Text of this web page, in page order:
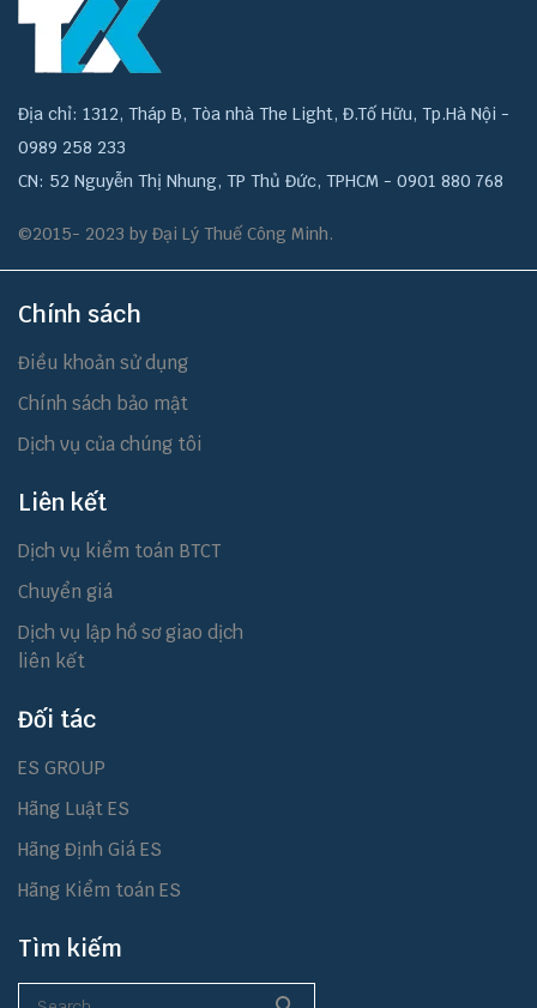
Địa chỉ: 1312, Tháp B, Tòa nhà The Light, Đ.Tố Hữu, Tp.Hà Nội -
0989 258 233
CN: 52 Nguyễn Thị Nhung, TP Thủ Đức, TPHCM - 0901 880 768
©2015- 2023 by Đại Lý Thuế Công Minh.
Chính sách
Điều khoản sử dụng
Chính sách bảo mật
Dịch vụ của chúng tôi
Liên kết
Dịch vụ kiểm toán BTCT
Chuyển giá
Dịch vụ lập hồ sơ giao dịch
liên kết
Đối tác
ES GROUP
Hãng Luật ES
Hãng Định Giá ES
Hãng Kiểm toán ES
Tìm kiếm